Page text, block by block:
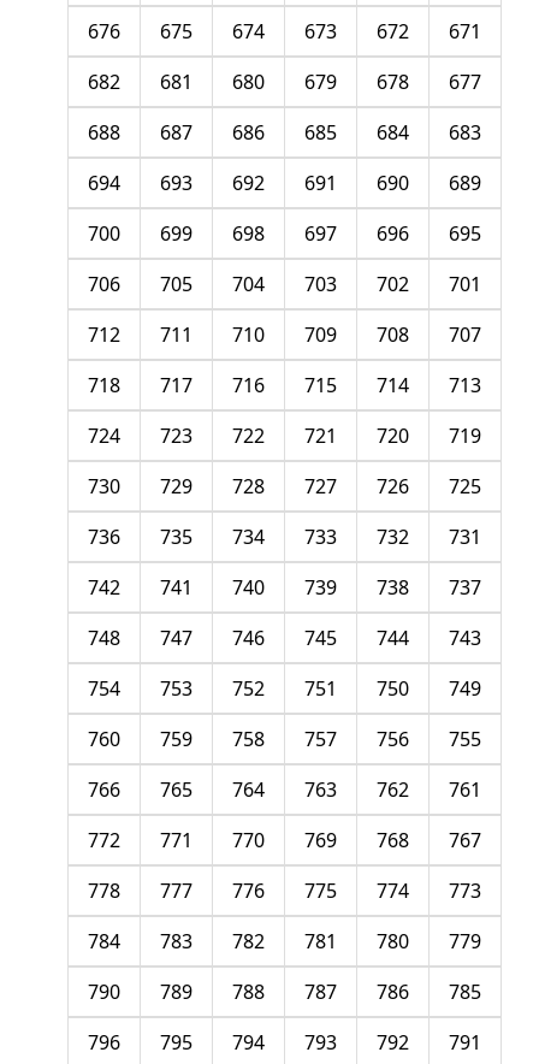
671
672
673
674
675
676
677
678
679
680
681
682
683
684
685
686
687
688
689
690
691
692
693
694
695
696
697
698
699
700
701
702
703
704
705
706
707
708
709
710
711
712
713
714
715
716
717
718
719
720
721
722
723
724
725
726
727
728
729
730
731
732
733
734
735
736
737
738
739
740
741
742
743
744
745
746
747
748
749
750
751
752
753
754
755
756
757
758
759
760
761
762
763
764
765
766
767
768
769
770
771
772
773
774
775
776
777
778
779
780
781
782
783
784
785
786
787
788
789
790
791
792
793
794
795
796